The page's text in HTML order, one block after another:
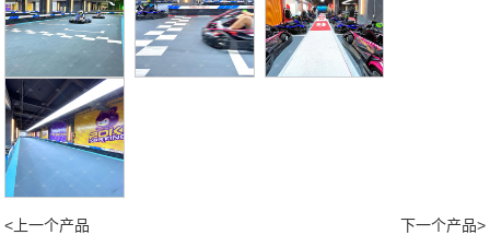
<上一个产品 下一个产品>